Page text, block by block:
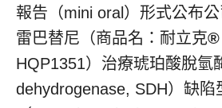
報告（mini oral）形式公布
雷巴替尼（商品名：耐立克®
HQP1351）治療琥珀酸脫氫
dehydrogenase, SDH）缺陷